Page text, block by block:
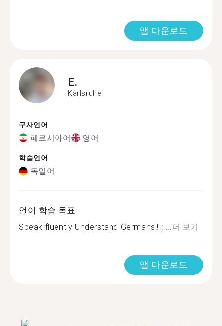
앱 다운로드
E.
Karlsruhe
구사언어
페르시아어 영어
학습언어
독일어
언어 학습 목표
Speak fluently Understand Germans!! :-...더 보기
앱 다운로드